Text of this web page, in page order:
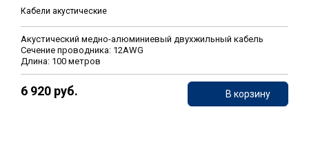
Кабели акустические
Акустический медно-алюминиевый двухжильный кабель
Сечение проводника: 12AWG
Длина: 100 метров
6 920 руб. В корзину